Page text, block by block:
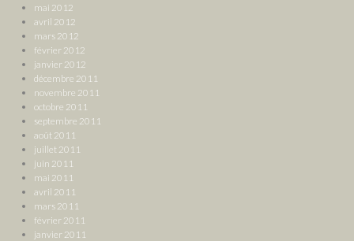
mai 2012
avril 2012
mars 2012
février 2012
janvier 2012
décembre 2011
novembre 2011
octobre 2011
septembre 2011
août 2011
juillet 2011
juin 2011
mai 2011
avril 2011
mars 2011
février 2011
janvier 2011